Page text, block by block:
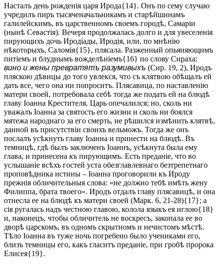
Насталъ день рожденія царя Ирода{14}. Онъ по сему случаю
учредилъ пиръ тысяченачальникамъ и старѣйшинамъ
галилейскимъ, въ царственномъ своемъ городѣ, Самаріи
(нынѣ Севастія). Вечеря продолжалась долго и для увеселенія
пирующихъ дочь Иродіады, Иродія, или, по мнѣнію
нѣкоторыхъ, Саломія{15}, плясала. Разженный опьяняющимъ
питіемъ и блуднымъ вожделѣніемъ{16} по слову Сираха:
вино и жены превратятъ разумивыхъ (Сир. 19, 2), Иродъ
пляскою дѣвицы до того увлекся, что съ клятвою обѣщалъ ей
дать все, чего она ни попроситъ. Плясавица, по наставленію
матери своей, потребовала себѣ тогда же подать ей на блюдѣ
главу Іоанна Крестителя. Царь опечалился; но, сколь ни
уважалъ Іоанна за святость его жизни и сколь ни боялся
мятежа народнаго за его смерть, не рѣшился измѣнить клятвѣ,
данной въ присутствіи своихъ вельможъ. Тогда же онъ
послалъ усѣкнуть главу Іоанна и принести на блюдѣ. Въ
темницѣ, гдѣ былъ заключенъ Іоаннъ, усѣкнута была ему
глава, и принесена къ пирующимъ. Есть преданіе, что во
услышаніе всѣхъ гостей уста обезглавлевнаго безтрепетнаго
проповѣдника истины – Іоанна проговорили къ Ироду
прежнія обличительныя слова: «не должно тебѣ имѣть жену
Филиппа, брата твоего». Иродъ отдалъ главу плясавицѣ, и она
отнесла ее на блюдѣ къ матери своей (Марк. 6, 21-28){17}; а
сія ругалась надъ честною главою, колола языкъ ея иглою{18}
и, наконецъ, чтобы обличитель не воскресъ, закопала ее во
дворѣ царскомъ, въ одномъ скрытномъ и нечистомъ мѣстѣ.
Тѣло Іоанна въ туже ночь погребено было учениками его,
близъ темницы его, какъ гласитъ преданіе, при гробѣ пророка
Елисея{19}.